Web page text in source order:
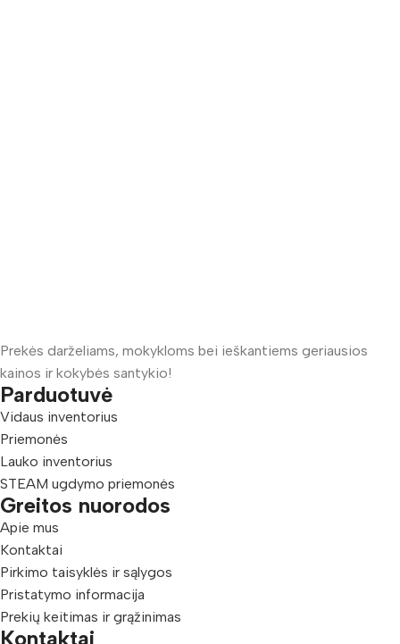
Prekės darželiams, mokykloms bei ieškantiems geriausios
kainos ir kokybės santykio!
Parduotuvė
Vidaus inventorius
Priemonės
Lauko inventorius
STEAM ugdymo priemonės
Greitos nuorodos
Apie mus
Kontaktai
Pirkimo taisyklės ir sąlygos
Pristatymo informacija
Prekių keitimas ir grąžinimas
Kontaktai